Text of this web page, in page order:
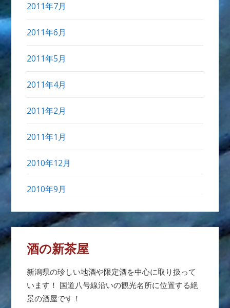
2011年7月
2011年6月
2011年5月
2011年4月
2011年2月
2011年1月
2010年12月
2010年9月
酒の新茶屋
新潟県の珍しい地酒や限定酒を中心に取り扱って
います！ 国道八号線沿いの観光名所に位置する絶
景の酒屋です！